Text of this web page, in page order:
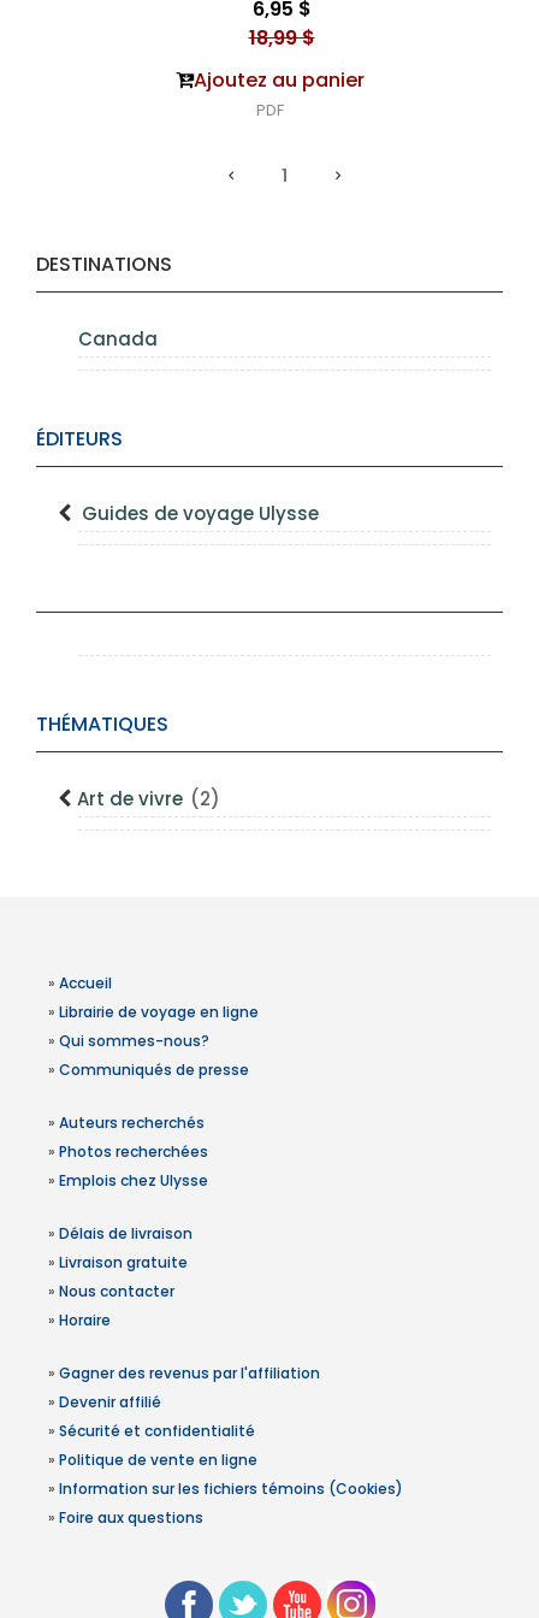
DESTINATIONS
Canada
ÉDITEURS
Guides de voyage Ulysse
THÉMATIQUES
Art de vivre (2)
6,95 $
18,99 $
Ajoutez au panier
PDF
1
» Accueil
» Librairie de voyage en ligne
» Qui sommes-nous?
» Communiqués de presse
» Auteurs recherchés
» Photos recherchées
» Emplois chez Ulysse
» Délais de livraison
» Livraison gratuite
» Nous contacter
» Horaire
» Gagner des revenus par l'affiliation
» Devenir affilié
» Sécurité et confidentialité
» Politique de vente en ligne
» Information sur les fichiers témoins (Cookies)
» Foire aux questions